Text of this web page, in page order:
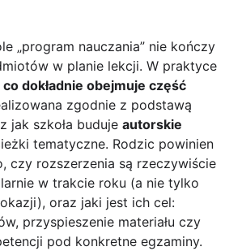
„program nauczania” nie kończy
w planie lekcji. W praktyce
co dokładnie obejmuje część
zgodnie z podstawą
jak szkoła buduje autorskie
tematyczne. Rodzic powinien
czy rozszerzenia są rzeczywiście
w trakcie roku (a nie tylko
oraz jaki jest ich cel:
przyspieszenie materiału czy
pod konkretne egzaminy.